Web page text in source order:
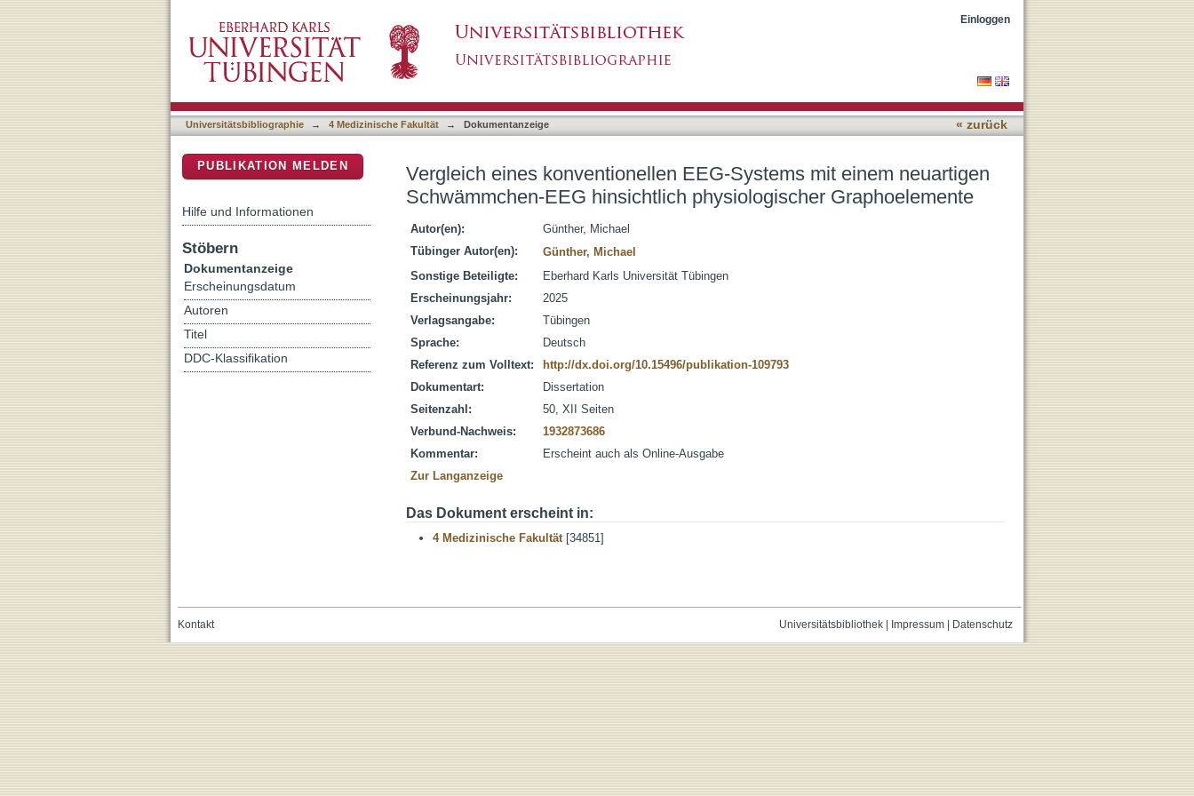
hinsichtlich physiologischer Graphoelemente
Einloggen
Universitätsbibliographie → 4 Medizinische Fakultät → Dokumentanzeige « zurück
Vergleich eines konventionellen EEG-Systems mit einem neuartigen
Schwämmchen-EEG hinsichtlich physiologischer Graphoelemente
Autor(en):
Günther, Michael
Tübinger Autor(en):
Günther, Michael
Sonstige Beteiligte:
Eberhard Karls Universität Tübingen
Erscheinungsjahr:
2025
Verlagsangabe:
Tübingen
Sprache:
Deutsch
Referenz zum Volltext:
http://dx.doi.org/10.15496/publikation-109793
Dokumentart:
Dissertation
Seitenzahl:
50, XII Seiten
Verbund-Nachweis:
1932873686
Kommentar:
Erscheint auch als Online-Ausgabe
Zur Langanzeige
Das Dokument erscheint in:
4 Medizinische Fakultät[34851]
PUBLIKATION MELDEN
Hilfe und Informationen
Stöbern
Dokumentanzeige
Erscheinungsdatum
Autoren
Titel
DDC-Klassifikation
Universitätsbibliothek| Impressum| Datenschutz
Kontakt